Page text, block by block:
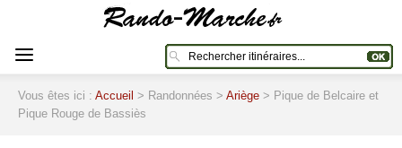
Vous êtes ici : Accueil > Randonnées > Ariège > Pique de Belcaire et
Pique Rouge de Bassiès